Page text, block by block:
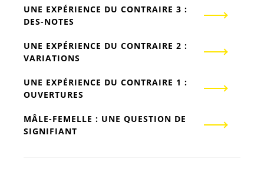
UNE EXPÉRIENCE DU CONTRAIRE 3 :
DES-NOTES
UNE EXPÉRIENCE DU CONTRAIRE 2 :
VARIATIONS
UNE EXPÉRIENCE DU CONTRAIRE 1 :
OUVERTURES
MÂLE-FEMELLE : UNE QUESTION DE
SIGNIFIANT